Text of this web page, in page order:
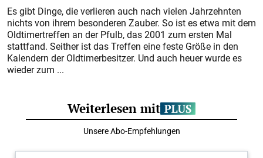
Es gibt Dinge, die verlieren auch nach vielen Jahrzehnten
nichts von ihrem besonderen Zauber. So ist es etwa mit dem
Oldtimertreffen an der Pfulb, das 2001 zum ersten Mal
stattfand. Seither ist das Treffen eine feste Größe in den
Kalendern der Oldtimerbesitzer. Und auch heuer wurde es
wieder zum ...